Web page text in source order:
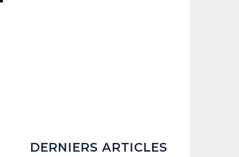
DERNIERS ARTICLES